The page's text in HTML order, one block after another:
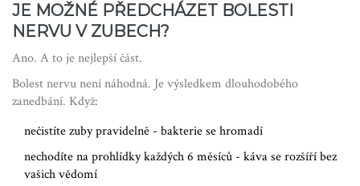
JE MOŽNÉ PŘEDCHÁZET BOLESTI
NERVU V ZUBECH?
Ano. A to je nejlepší část.
Bolest nervu není náhodná. Je výsledkem dlouhodobého
zanedbání. Když:
nečistíte zuby pravidelně - bakterie se hromadí
nechodíte na prohlídky každých 6 měsíců - káva se rozšíří bez
vašich vědomí